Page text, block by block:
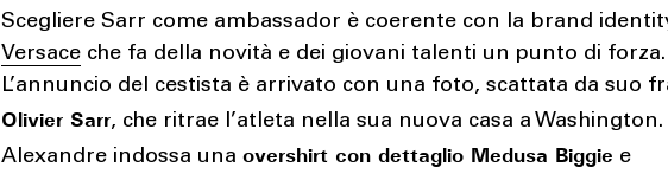
Scegliere Sarr come ambassador è coerente con la brand
Versace che fa della novità e dei giovani talenti un punto di forza.
L’annuncio del cestista è arrivato con una foto, scattata da suo
Olivier Sarr, che ritrae l’atleta nella sua nuova casa a Washington.
Alexandre indossa unaovershirt con dettaglio Medusa Biggie e